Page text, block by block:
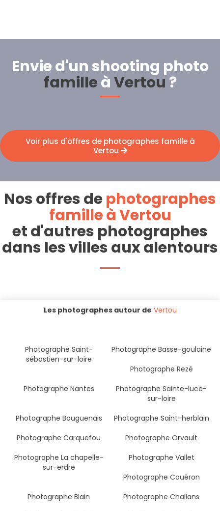
Envie d'un shooting photo
familleàVertou ?
Voir plus d'offres de photographes famille à
Vertou
Nos offres dephotographes
famille à Vertou
et d'autres photographes
dans les villes aux alentours
Les photographes autour de Vertou
Photographe Saint-
sébastien-sur-loire
Photographe Basse-goulaine
Photographe Rezé
Photographe Nantes
Photographe Sainte-luce-
sur-loire
Photographe Bouguenais
Photographe Saint-herblain
Photographe Carquefou
Photographe Orvault
Photographe La chapelle-
sur-erdre
Photographe Vallet
Photographe Couëron
Photographe Blain
Photographe Challans